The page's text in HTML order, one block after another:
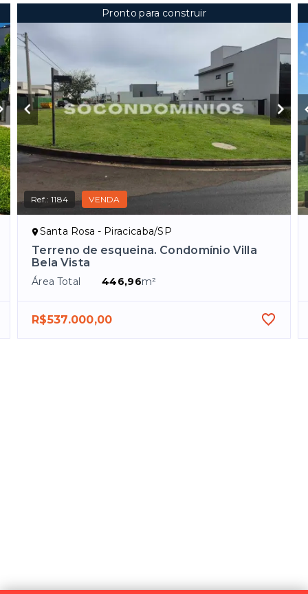
Pronto para construir
Ref.:1184 VENDA
Santa Rosa - Piracicaba/SP
Terreno de esqueina. Condomínio Villa
Bela Vista
Área Total 446,96m²
R$537.000,00